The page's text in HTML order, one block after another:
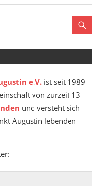
e.V.ist seit 1989
von zurzeit 13
und versteht sich
Augustin lebenden